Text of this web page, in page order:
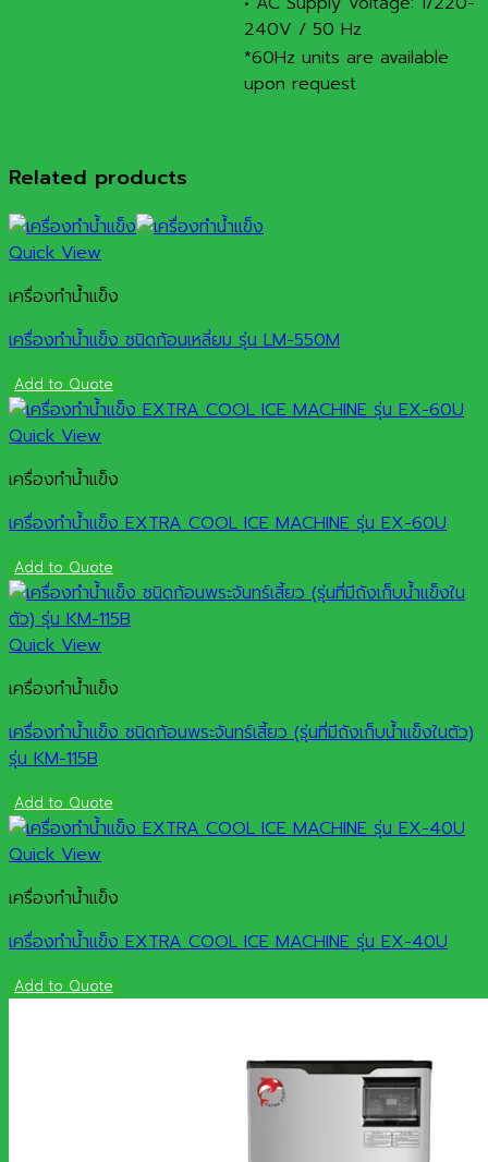
240V / 50 Hz
*60Hz units are available
upon request
Related products
Quick View
เครื่องทำน้ำแข็ง
เครื่องทำน้ำแข็ง ชนิดก้อนเหลี่ยม รุ่น LM-550M
Add to Quote
Quick View
เครื่องทำน้ำแข็ง
เครื่องทำน้ำแข็ง EXTRA COOL ICE MACHINE รุ่น EX-60U
Add to Quote
Quick View
เครื่องทำน้ำแข็ง
เครื่องทำน้ำแข็ง ชนิดก้อนพระจันทร์เสี้ยว (รุ่นที่มีถังเก็บน้ำแข็งในตัว)
รุ่น KM-115B
Add to Quote
Quick View
เครื่องทำน้ำแข็ง
เครื่องทำน้ำแข็ง EXTRA COOL ICE MACHINE รุ่น EX-40U
Add to Quote